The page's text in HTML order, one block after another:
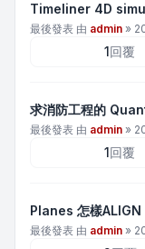
Timeliner 4D
最後發表 由 admin »
1回覆
求消防工程的
最後發表 由 admin »
1回覆
Planes 怎樣ALIGN
最後發表 由 admin »